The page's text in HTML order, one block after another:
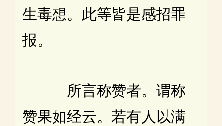
生毒想。此等皆是感招罪
报。
所言称赞者。谓称
赞果如经云。若有人以满